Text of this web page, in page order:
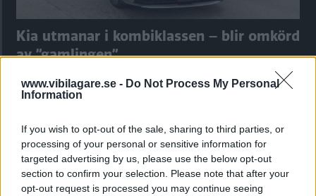
www.vibilagare.se - Do Not Process My Personal
Information
If you wish to opt-out of the sale, sharing to third parties, or
processing of your personal or sensitive information for
targeted advertising by us, please use the below opt-out
section to confirm your selection. Please note that after your
opt-out request is processed you may continue seeing
Kia utmanar i kombiklassen – blir omkörd
av ”gamlingen”
Nykomlingen fälls av en besvärande nackdel.